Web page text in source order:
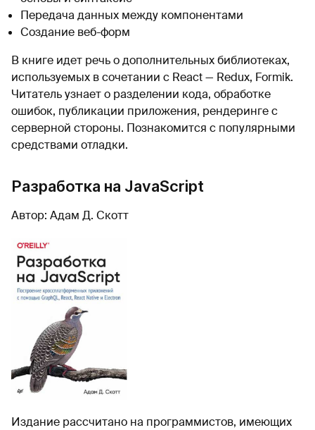
Передача данных между компонентами
Создание веб-форм
В книге идет речь о дополнительных библиотеках,
используемых в сочетании с React — Redux, Formik.
Читатель узнает о разделении кода, обработке
ошибок, публикации приложения, рендеринге с
серверной стороны. Познакомится с популярными
средствами отладки.
Разработка на JavaScript
Автор: Адам Д. Скотт
Издание рассчитано на программистов, имеющих